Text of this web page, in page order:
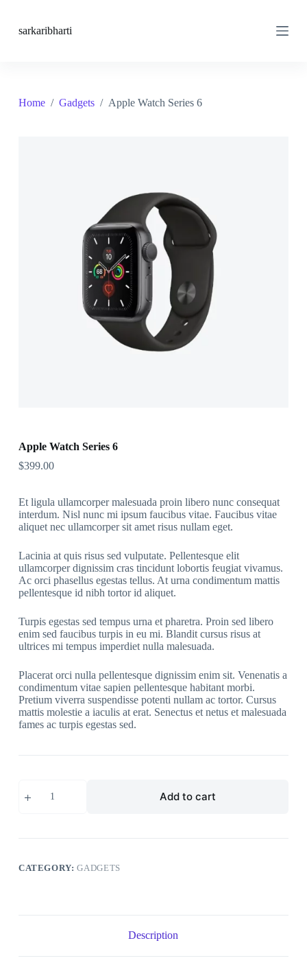
o
sarkaribharti
Home / Gadgets / Apple Watch Series 6
Apple Watch Series 6
$399.00
Et ligula ullamcorper malesuada proin libero nunc consequat
interdum. Nisl nunc mi ipsum faucibus vitae. Faucibus vitae
aliquet nec ullamcorper sit amet risus nullam eget.
Lacinia at quis risus sed vulputate. Pellentesque elit
ullamcorper dignissim cras tincidunt lobortis feugiat vivamus.
Ac orci phasellus egestas tellus. At urna condimentum mattis
pellentesque id nibh tortor id aliquet.
Turpis egestas sed tempus urna et pharetra. Proin sed libero
enim sed faucibus turpis in eu mi. Blandit cursus risus at
ultrices mi tempus imperdiet nulla malesuada.
Placerat orci nulla pellentesque dignissim enim sit. Venenatis a
condimentum vitae sapien pellentesque habitant morbi.
Pretium viverra suspendisse potenti nullam ac tortor. Cursus
mattis molestie a iaculis at erat. Senectus et netus et malesuada
fames ac turpis egestas sed.
Watch
Add to cart
CATEGORY:GADGETS
Description